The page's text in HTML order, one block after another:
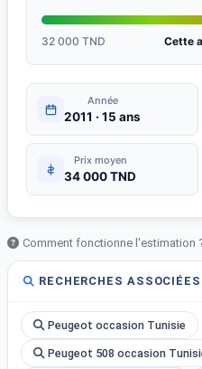
32 000 TND Cette
Année
2011 · 15 ans
Prix moyen
34 000 TND
Comment fonctionne l'estimation
RECHERCHES ASSOCIÉES
Peugeot occasion Tunisie
Peugeot 508 occasion